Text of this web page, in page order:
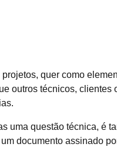
quer como
outros técnicos, clientes
uma questão técnica, é
documento assinado